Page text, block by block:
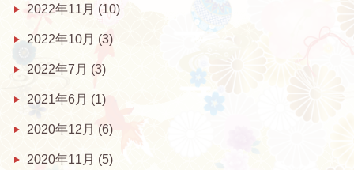
2022年11月 (10)
2022年10月 (3)
2022年7月 (3)
2021年6月 (1)
2020年12月 (6)
2020年11月 (5)